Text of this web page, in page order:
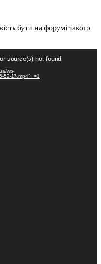
бути на форумі такого
source(s) not found
wp-
52-17.mp4?_=1